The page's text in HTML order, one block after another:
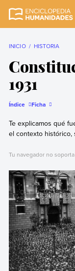
completa y más
INICIO HISTORIA
1931
Índice Ficha
Te explicamos qué
el contexto histórico,
Tu navegador no